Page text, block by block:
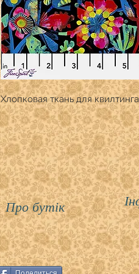
Хлопковая ткань для
Про бутік